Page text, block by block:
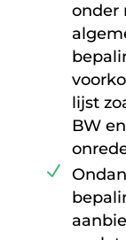
onder
lijst
BW